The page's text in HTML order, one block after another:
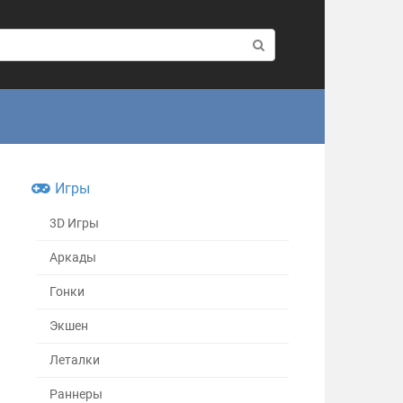
Игры
3D Игры
Аркады
Гонки
Экшен
Леталки
Раннеры